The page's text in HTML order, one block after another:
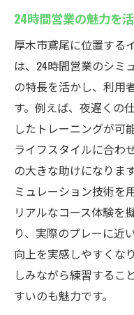
セコムの見守
ュリティ
シミュレーショ
市鳶尾のCaddyの
最新技術を
フのすごさ
精密なデー
インドアゴ
多様なコー
ゴルフスイン
体験で実感！
忙しいあなたに
自由なゴルフ練習
時間を選ばな
24時間営業の魅力を
厚木市鳶尾に位置する
は、24時間営業のシミ
の特長を活かし、利用
す。例えば、夜遅くの
したトレーニングが可
ライフスタイルに合わ
の大きな助けになりま
ミュレーション技術を
リアルなコース体験を
り、実際のプレーに近
向上を実感しやすくな
しみながら練習するこ
すいのも魅力です。